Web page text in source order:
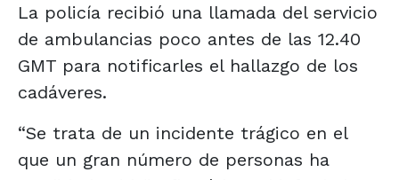
La policía recibió una llamada del servicio
de ambulancias poco antes de las 12.40
GMT para notificarles el hallazgo de los
cadáveres.
“Se trata de un incidente trágico en el
que un gran número de personas ha